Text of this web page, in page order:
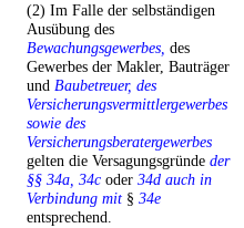
(2) Im Falle der selbständigen
Ausübung des
Bewachungsgewerbes, des
Gewerbes der Makler, Bauträger
und Baubetreuer, des
Versicherungsvermittlergewerbes
sowie des
Versicherungsberatergewerbes
gelten die Versagungsgründe der
§§ 34a, 34c oder 34d auch in
Verbindung mit § 34e
entsprechend.